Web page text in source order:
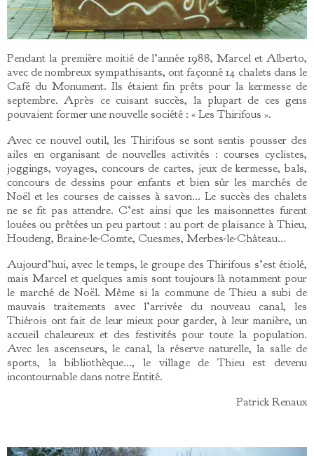
Pendant la première moitié de l’année 1988, Marcel et Alberto,
avec de nombreux sympathisants, ont façonné 14 chalets dans le
Café du Monument. Ils étaient fin prêts pour la kermesse de
septembre. Après ce cuisant succès, la plupart de ces gens
pouvaient former une nouvelle société : « Les Thirifous ».
Avec ce nouvel outil, les Thirifous se sont sentis pousser des
ailes en organisant de nouvelles activités : courses cyclistes,
joggings, voyages, concours de cartes, jeux de kermesse, bals,
concours de dessins pour enfants et bien sûr les marchés de
Noël et les courses de caisses à savon… Le succès des chalets
ne se fit pas attendre. C’est ainsi que les maisonnettes furent
louées ou prêtées un peu partout : au port de plaisance à Thieu,
Houdeng, Braine-le-Comte, Cuesmes, Merbes-le-Château…
Aujourd’hui, avec le temps, le groupe des Thirifous s’est étiolé,
mais Marcel et quelques amis sont toujours là notamment pour
le marché de Noël. Même si la commune de Thieu a subi de
mauvais traitements avec l’arrivée du nouveau canal, les
Thiérois ont fait de leur mieux pour garder, à leur manière, un
accueil chaleureux et des festivités pour toute la population.
Avec les ascenseurs, le canal, la réserve naturelle, la salle de
sports, la bibliothèque…, le village de Thieu est devenu
incontournable dans notre Entité.
Patrick Renaux